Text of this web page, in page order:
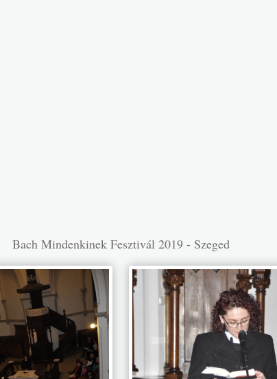
Bach Mindenkinek Fesztivál 2019 - Szeged